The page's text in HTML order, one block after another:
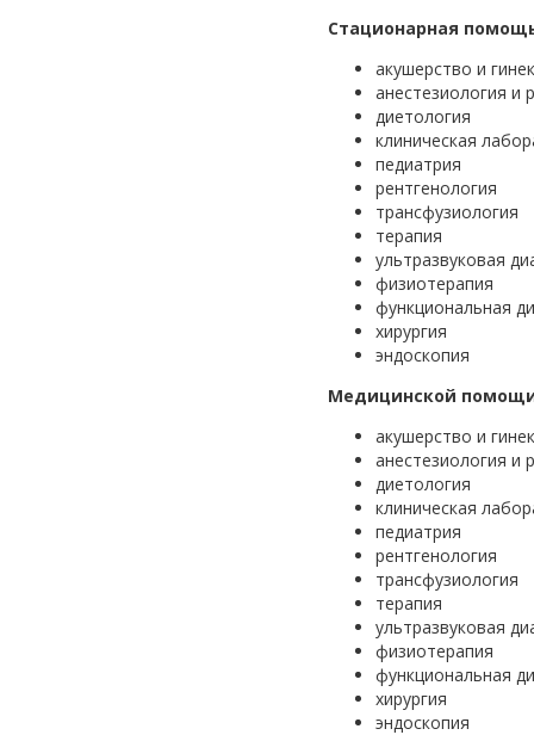
Стационарная
акушерство и
анестезиология и
диетология
клиническая
педиатрия
рентгенология
трансфузиология
терапия
ультразвуковая
физиотерапия
функциональная
хирургия
эндоскопия
Медицинской помощи
акушерство и
анестезиология и
диетология
клиническая
педиатрия
рентгенология
трансфузиология
терапия
ультразвуковая
физиотерапия
функциональная
хирургия
эндоскопия